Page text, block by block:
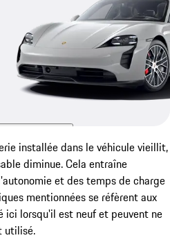
de cette batterie
de 90%
Détermination sans
installée dans le véhicule vieillit,
diminue. Cela entraîne
et des temps de charge
mentionnées se réfèrent aux
ici lorsqu'il est neuf et peuvent ne
utilisé.